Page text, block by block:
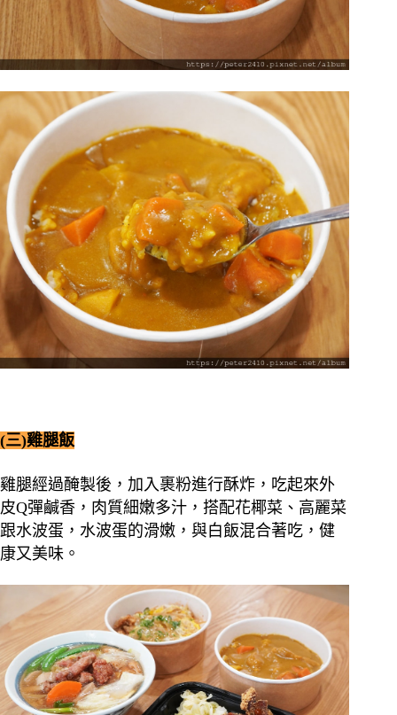
(三)雞腿飯
雞腿經過醃製後，加入裹粉進行酥炸，吃起來外
皮Q彈鹹香，肉質細嫩多汁，搭配花椰菜、高麗菜
跟水波蛋，水波蛋的滑嫩，與白飯混合著吃，健
康又美味。